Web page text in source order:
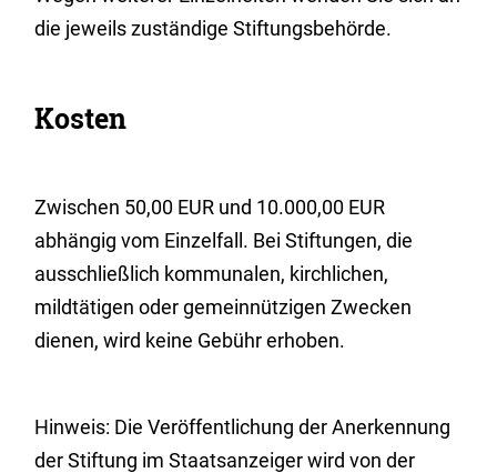
die jeweils zuständige Stiftungsbehörde.
Kosten
Zwischen 50,00 EUR und 10.000,00 EUR
abhängig vom Einzelfall. Bei Stiftungen, die
ausschließlich kommunalen, kirchlichen,
mildtätigen oder gemeinnützigen Zwecken
dienen, wird keine Gebühr erhoben.
Hinweis: Die Veröffentlichung der Anerkennung
der Stiftung im Staatsanzeiger wird von der